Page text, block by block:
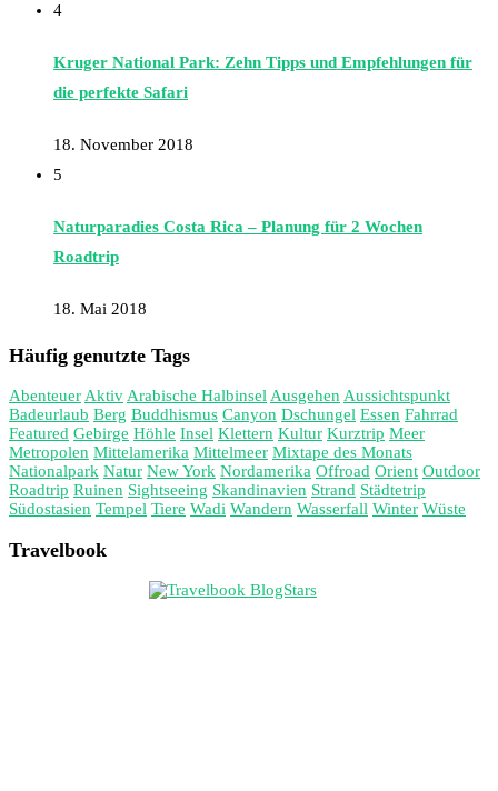
4
Kruger National Park: Zehn Tipps und Empfehlungen für
die perfekte Safari
18. November 2018
5
Naturparadies Costa Rica – Planung für 2 Wochen
Roadtrip
18. Mai 2018
Häufig genutzte Tags
AbenteuerAktivArabische HalbinselAusgehen Aussichtspunkt
Badeurlaub Berg Buddhismus Canyon Dschungel Essen Fahrrad
Featured Gebirge Höhle Insel Klettern Kultur Kurztrip Meer
Metropolen Mittelamerika Mittelmeer Mixtape des Monats
Nationalpark Natur New York Nordamerika Offroad Orient Outdoor
Roadtrip Ruinen Sightseeing Skandinavien Strand Städtetrip
Südostasien Tempel Tiere Wadi Wandern Wasserfall Winter Wüste
Travelbook